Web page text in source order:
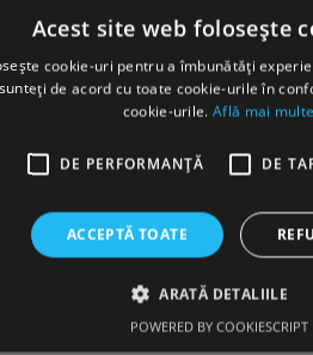
Adresa ta de email nu va fi
Comentariu *
Acest site web folosește
cookie-uri pentru a îmbunătăți
de acord cu toate cookie-urile în
cookie-urile. Află mai multe
DE PERFORMANȚĂ DE
ACCEPTĂ TOATE
ARATĂ DETALIILE
POWERED BY COOKIESCRIPT